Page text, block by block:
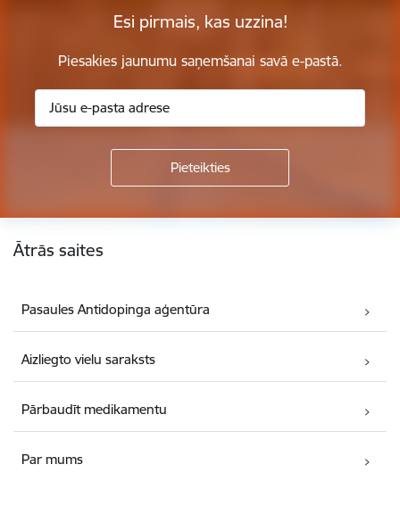
Esi pirmais, kas uzzina!
Piesakies jaunumu saņemšanai savā e-pastā.
Ātrās saites
Pasaules Antidopinga aģentūra
Aizliegto vielu saraksts
Pārbaudīt medikamentu
Par mums